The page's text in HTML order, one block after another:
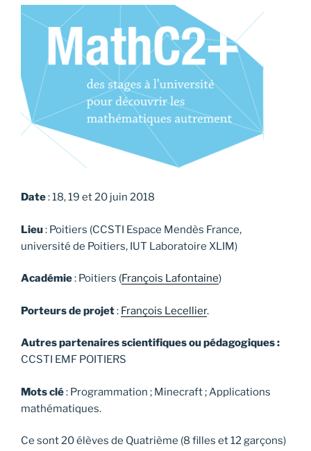
Date: 18, 19 et 20 juin 2018
Lieu: Poitiers (CCSTI Espace Mendès France,
université de Poitiers, IUT Laboratoire XLIM)
Académie: Poitiers (François Lafontaine)
Porteurs de projet: François Lecellier.
Autres partenaires scientifiques ou pédagogiques :
CCSTI EMF POITIERS
Mots clé: Programmation ; Minecraft ; Applications
mathématiques.
Ce sont 20 élèves de Quatrième (8 filles et 12 garçons)